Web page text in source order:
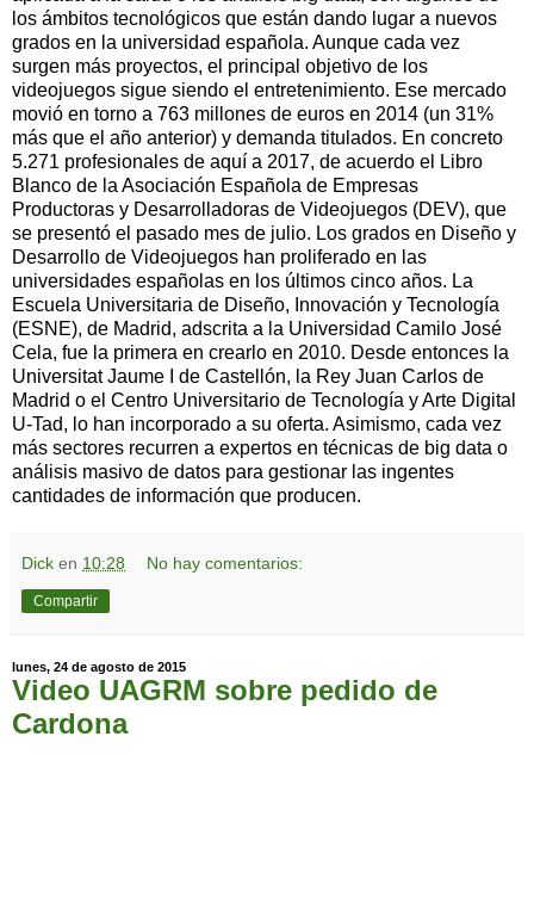
los ámbitos tecnológicos que están dando lugar a nuevos
grados en la universidad española. Aunque cada vez
surgen más proyectos, el principal objetivo de los
videojuegos sigue siendo el entretenimiento. Ese mercado
movió en torno a 763 millones de euros en 2014 (un 31%
más que el año anterior) y demanda titulados. En concreto
5.271 profesionales de aquí a 2017, de acuerdo el Libro
Blanco de la Asociación Española de Empresas
Productoras y Desarrolladoras de Videojuegos (DEV), que
se presentó el pasado mes de julio. Los grados en Diseño y
Desarrollo de Videojuegos han proliferado en las
universidades españolas en los últimos cinco años. La
Escuela Universitaria de Diseño, Innovación y Tecnología
(ESNE), de Madrid, adscrita a la Universidad Camilo José
Cela, fue la primera en crearlo en 2010. Desde entonces la
Universitat Jaume I de Castellón, la Rey Juan Carlos de
Madrid o el Centro Universitario de Tecnología y Arte Digital
U-Tad, lo han incorporado a su oferta. Asimismo, cada vez
más sectores recurren a expertos en técnicas de big data o
análisis masivo de datos para gestionar las ingentes
cantidades de información que producen.
Dick en 10:28 No hay comentarios:
Compartir
lunes, 24 de agosto de 2015
Video UAGRM sobre pedido de
Cardona